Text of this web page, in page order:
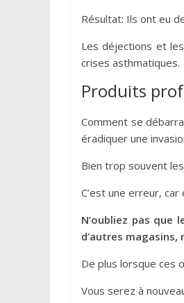
Résultat: Ils ont eu
Les déjections et
crises asthmatiques.
Produits
Comment se
éradiquer une
Bien trop souvent
C’est une erreur,
N’oubliez pas
d’autres
De plus lorsque ces
Vous serez à